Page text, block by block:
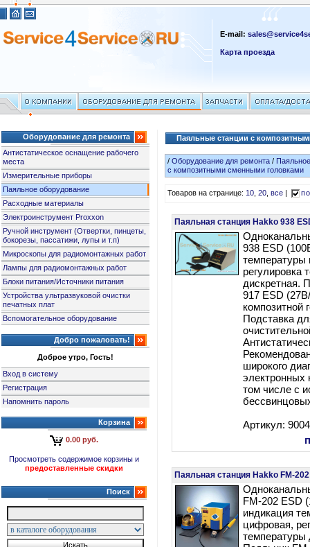
E-mail:
Карта проезда
Оборудование для ремонта
Антистатическое оснащение рабочего
места
Измерительные приборы
Паяльное оборудование
Расходные материалы
Электроинструмент Proxxon
Ручной инструмент (Отвертки, пинцеты,
бокорезы, пассатижи, лупы и т.п)
Микроскопы для радиомонтажных работ
Лампы для радиомонтажных работ
Блоки питания/Источники питания
Устройства ультразвуковой очистки
печатных плат
Вспомогательное оборудование
Добро пожаловать!
Доброе утро, Гость!
Вход в систему
Регистрация
Напомнить пароль
Корзина
0.00 руб.
Просмотреть содержимое корзины и
предоставленные скидки
Поиск
Паяльные станции с
/Оборудование для ремонта /
с композитными сменными головками
Товаров на странице:10,20,все
Паяльная станция Hakko 938
938 ESD
температуры
регулировка
дискретная.
917 ESD
композитной
Подставка
широкого
электронных
том числе с
Артикул:
Паяльная станция Hakko FM-
FM-202 ESD
индикация
цифровая,
температуры